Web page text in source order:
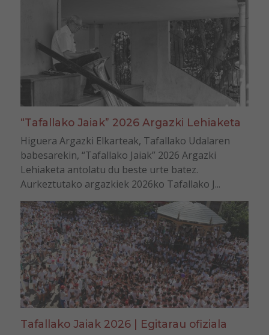
“Tafallako Jaiak” 2026 Argazki Lehiaketa
Higuera Argazki Elkarteak, Tafallako Udalaren
babesarekin, “Tafallako Jaiak” 2026 Argazki
Lehiaketa antolatu du beste urte batez.
Aurkeztutako argazkiek 2026ko Tafallako J...
Tafallako Jaiak 2026 | Egitarau ofiziala